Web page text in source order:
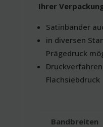
Ihrer
Satinbänder
in diversen
Prägedruck
Flachsiebdruck
Bandbreiten